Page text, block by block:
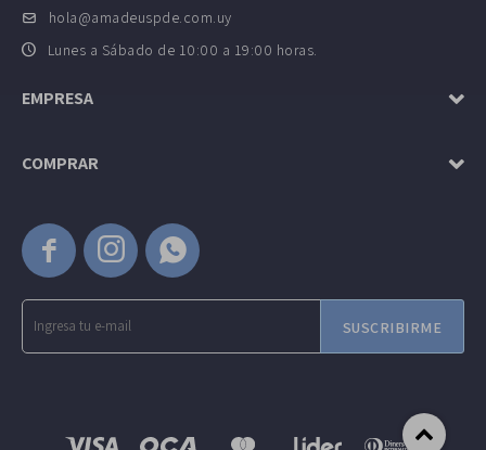
  
SUSCRIBIRME
hola@amadeuspde.com.uy
Lunes a Sábado de 10:00 a 19:00 horas.
EMPRESA
COMPRAR